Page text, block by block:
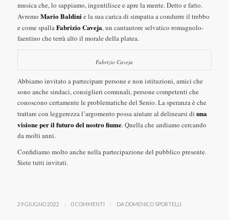
musica che, lo sappiamo, ingentilisce e apre la mente. Detto e fatto.
Avremo Mario Baldinie la sua carica di simpatia a condurre il trebbo
e come spallaFabrizio Caveja, un cantautore selvatico romagnolo-
faentino che terrà alto il morale della platea.
Fabrizio Caveja
Abbiamo invitato a partecipare persone e non istituzioni, amici che
sono anche sindaci, consiglieri comunali, persone competenti che
conoscono certamente le problematiche del Senio. La speranza è che
trattare con leggerezza l’argomento possa aiutare al delinearsi di una
visione per il futuro del nostro fiume. Quella che andiamo cercando
da molti anni.
Confidiamo molto anche nella partecipazione del pubblico presente.
Siete tutti invitati.
29 GIUGNO 2022 / 0 COMMENTI / DA DOMENICO SPORTELLI